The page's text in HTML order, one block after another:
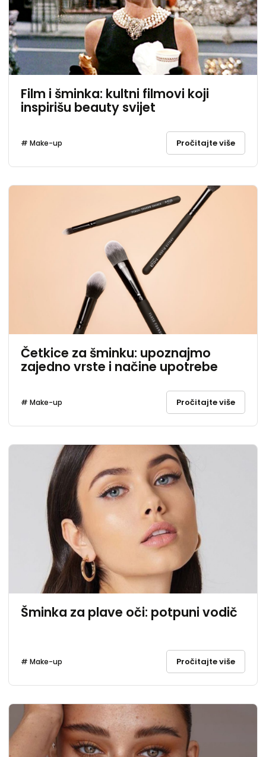
Film i šminka: kultni filmovi koji
inspirišu beauty svijet
# Make-up Pročitajte više
Četkice za šminku: upoznajmo
zajedno vrste i načine upotrebe
# Make-up Pročitajte više
Šminka za plave oči: potpuni vodič
# Make-up Pročitajte više